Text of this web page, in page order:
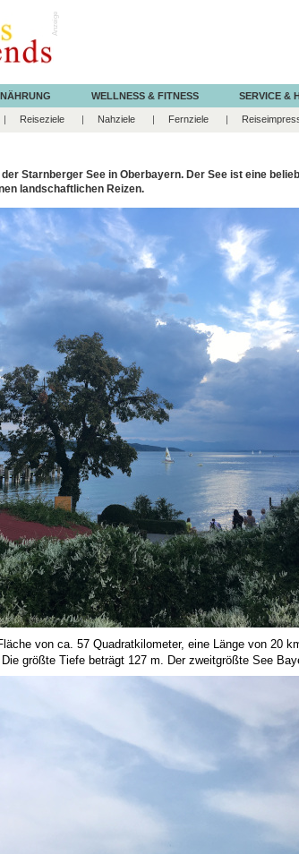
Anzeige
WELLNESS & FITNESS SERVICE &
Reiseziele Nahziele Fernziele
Starnberger See in Oberbayern. Der See ist eine
landschaftlichen Reizen.
von ca. 57 Quadratkilometer, eine Länge von 20
größte Tiefe beträgt 127 m. Der zweitgrößte See